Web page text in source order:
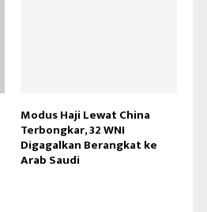
Modus Haji Lewat China
Terbongkar, 32 WNI
Digagalkan Berangkat ke
Arab Saudi